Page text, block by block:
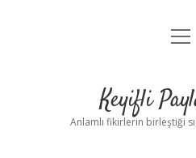
Yasal
Keyifli
Anlamlı fikirlerin birleştiği